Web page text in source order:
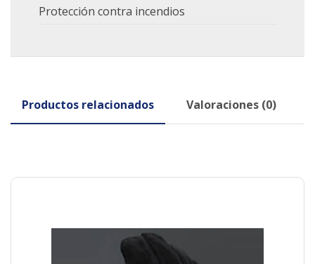
Protección contra incendios
Productos relacionados Valoraciones (0)